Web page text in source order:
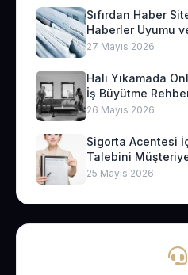
Sıfırdan Haber
Haberler Uyumu
27 Mayıs 2026
Halı Yıkamada
İş Büyütme
26 Mayıs 2026
Sigorta Acentesi
Talebini
25 Mayıs 2026